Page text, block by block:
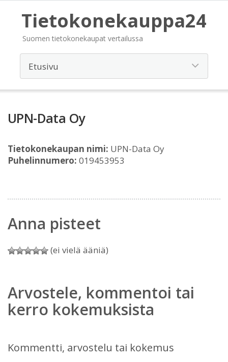
Tietokonekauppa24
Suomen tietokonekaupat vertailussa
UPN-Data Oy
Tietokonekaupan nimi: UPN-Data Oy
Puhelinnumero: 019453953
Anna pisteet
(ei vielä ääniä)
Arvostele, kommentoi tai
kerro kokemuksista
Kommentti, arvostelu tai kokemus